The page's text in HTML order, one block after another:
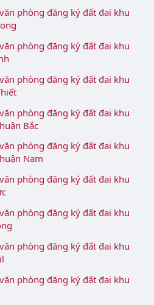
phòng đăng ký đất đai khu
phòng đăng ký đất đai khu
phòng đăng ký đất đai khu
phòng đăng ký đất đai khu
Bắc
phòng đăng ký đất đai khu
Nam
phòng đăng ký đất đai khu
phòng đăng ký đất đai khu
phòng đăng ký đất đai khu
phòng đăng ký đất đai khu